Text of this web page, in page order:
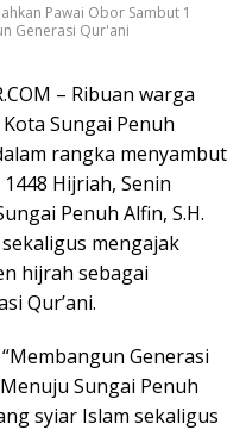
Pawai Obor Sambut 1
Generasi Qur'ani
– Ribuan warga
Sungai Penuh
rangka menyambut
Hijriah, Senin
Penuh Alfin, S.H.
mengajak
hijrah sebagai
Qur’ani.
Generasi
Sungai Penuh
syiar Islam sekaligus